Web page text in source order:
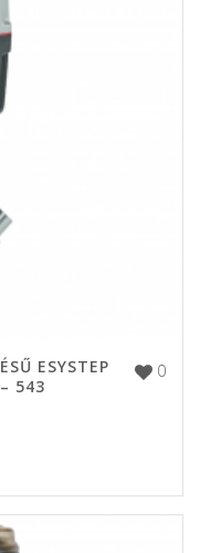
0
ESYSTEP
– 543